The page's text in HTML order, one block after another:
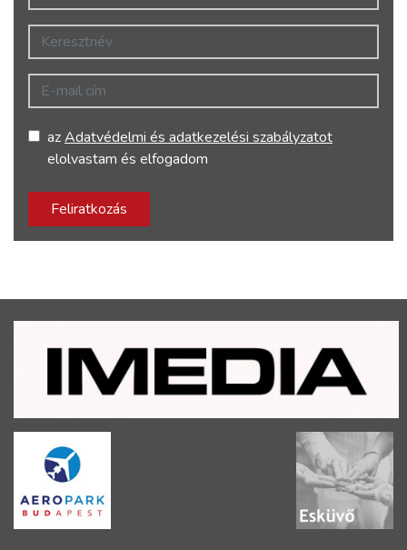
Keresztnév
E-mail cím
azAdatvédelmi és adatkezelési szabályzatot
elolvastam és elfogadom
Feliratkozás